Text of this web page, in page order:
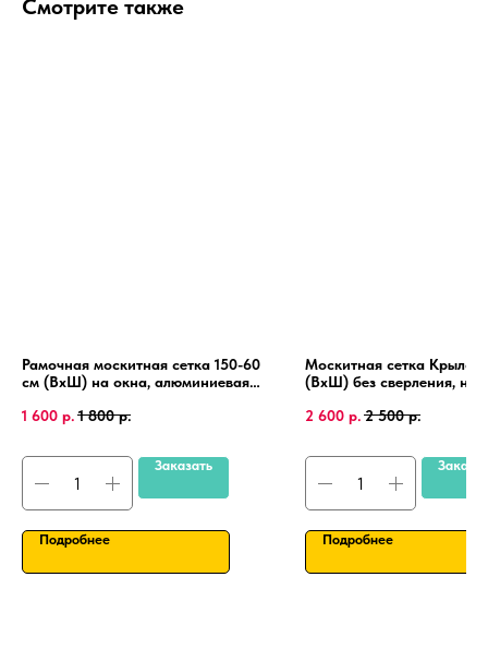
Смотрите также
Рамочная москитная сетка 150-60
см (ВхШ) на окна, алюминиевая
1 600 р. 1 800 р.
Заказать
Подробнее
Москитная сетка Крыло
(ВхШ) без сверления, на
рамка.
2 600 р. 2 500 р.
Подробнее